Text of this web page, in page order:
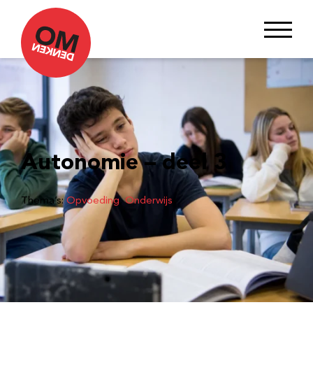
Autonomie – deel 3
Thema’s:Opvoeding , Onderwijs